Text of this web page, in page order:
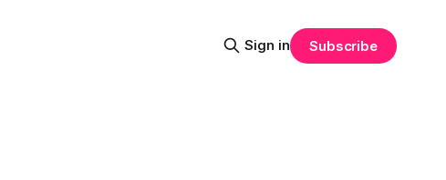
Sign in Subscribe